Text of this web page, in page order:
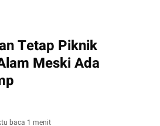
Tetap Piknik
Meski Ada
baca 1 menit